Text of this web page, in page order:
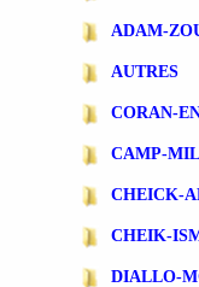
ADAM-
AUTRES
CORAN-
CAMP-
CHEICK-
CHEIK-
DIALLO-